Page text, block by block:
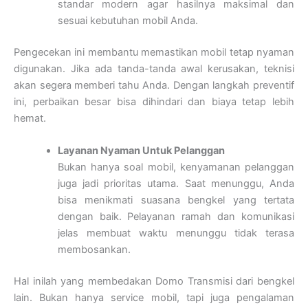
standar modern agar hasilnya maksimal dan
sesuai kebutuhan mobil Anda.
Pengecekan ini membantu memastikan mobil tetap nyaman
digunakan. Jika ada tanda-tanda awal kerusakan, teknisi
akan segera memberi tahu Anda. Dengan langkah preventif
ini, perbaikan besar bisa dihindari dan biaya tetap lebih
hemat.
Layanan Nyaman Untuk Pelanggan
Bukan hanya soal mobil, kenyamanan pelanggan
juga jadi prioritas utama. Saat menunggu, Anda
bisa menikmati suasana bengkel yang tertata
dengan baik. Pelayanan ramah dan komunikasi
jelas membuat waktu menunggu tidak terasa
membosankan.
Hal inilah yang membedakan Domo Transmisi dari bengkel
lain. Bukan hanya service mobil, tapi juga pengalaman